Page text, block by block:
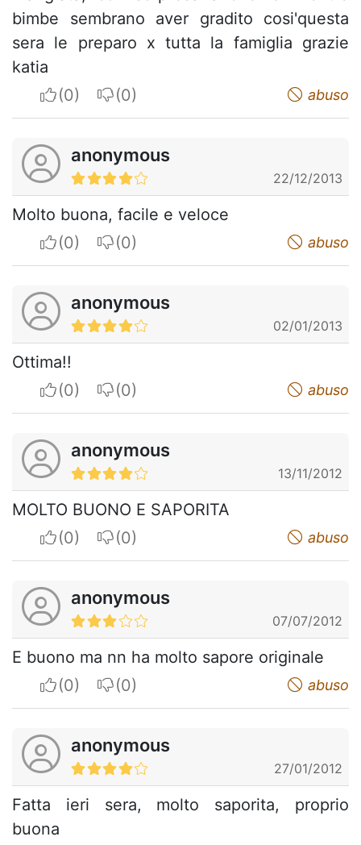
bimbe sembrano aver gradito cosi'questa
sera le preparo x tutta la famiglia grazie
katia
I apreciateI do not appreciate abuso
anonymous
22/12/2013
Molto buona, facile e veloce
I apreciateI do not appreciate abuso
anonymous
02/01/2013
Ottima!!
I apreciateI do not appreciate abuso
anonymous
13/11/2012
MOLTO BUONO E SAPORITA
I apreciateI do not appreciate abuso
anonymous
07/07/2012
E buono ma nn ha molto sapore originale
I apreciateI do not appreciate abuso
anonymous
27/01/2012
Fatta ieri sera, molto saporita, proprio
buona